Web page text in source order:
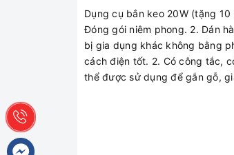
Dụng cụ bắn keo 20W (tặng
Đóng gói niêm phong. 2. Dán
bị gia dụng khác không bằng
cách điện tốt. 2. Có công tắc,
thể được sử dụng để gắn gỗ,